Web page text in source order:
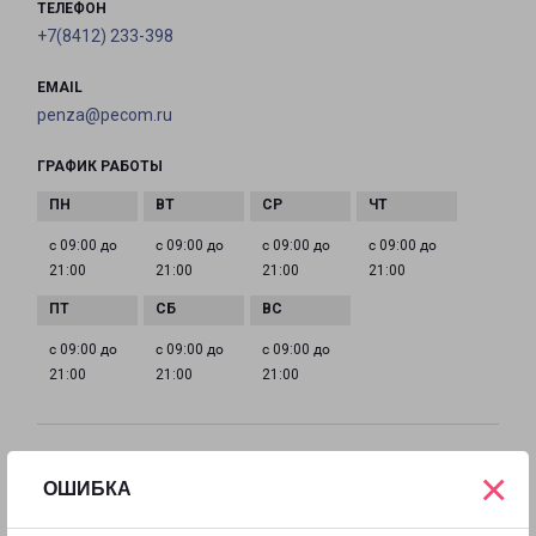
ОШИБКА ×
ТЕЛЕФОН
+7(8412) 233-398
EMAIL
penza@pecom.ru
ГРАФИК РАБОТЫ
с 09:00 до
21:00
с 09:00 до
21:00
с 09:00 до
21:00
с 09:00 до
21:00
с 09:00 до
21:00
с 09:00 до
21:00
с 09:00 до
21:00
следующие города: